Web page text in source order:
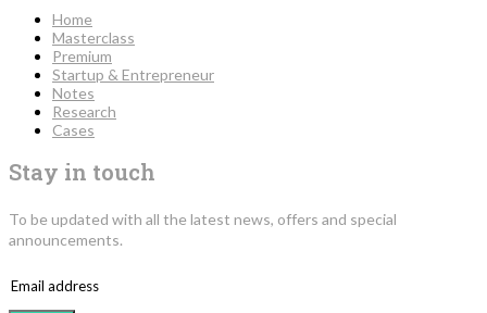
Home
Masterclass
Premium
Startup & Entrepreneur
Notes
Research
Cases
Stay in touch
To be updated with all the latest news, offers and special
announcements.